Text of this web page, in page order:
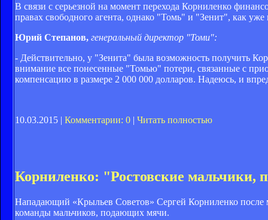
В связи с серьезной на момент перехода Корниленко
правах свободного агента, однако "Томь" и "Зенит", как
Юрий Степанов, генеральный директор "Томи":
- Действительно, у "Зенита" была возможность получить
внимание все понесенные "Томью" потери, связанные с
компенсацию в размере 2 000 000 долларов. Надеюсь, и
10.03.2015 | Комментарии: 0 | Читать полностью
Корниленко: "Ростовские
Нападающий «Крыльев Советов» Сергей Корниленко после
команды мальчиков, подающих мячи.